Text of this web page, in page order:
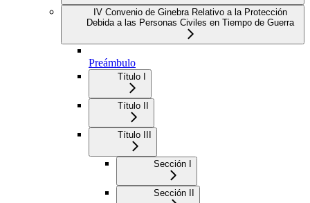
IV Convenio de Ginebra Relativo a la Protección
Debida a las Personas Civiles en Tiempo de Guerra
Preámbulo
Título I
Título II
Título III
Sección I
Sección II